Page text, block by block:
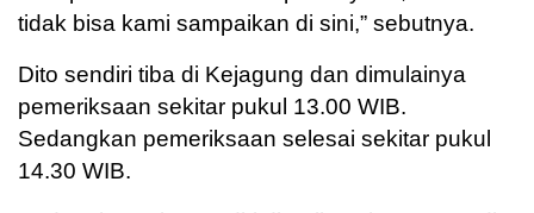
tidak bisa kami sampaikan di sini,” sebutnya.
Dito sendiri tiba di Kejagung dan dimulainya
pemeriksaan sekitar pukul 13.00 WIB.
Sedangkan pemeriksaan selesai sekitar pukul
14.30 WIB.